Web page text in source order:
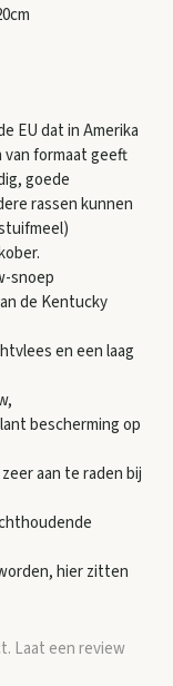
EU dat in Amerika
van formaat geeft
goede
rassen kunnen
snoep
de Kentucky
en een laag
bescherming op
aan te raden bij
hier zitten
Laat een review